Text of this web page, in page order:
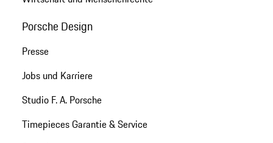
Porsche Design
Presse
Jobs und Karriere
Studio F. A. Porsche
Timepieces Garantie & Service